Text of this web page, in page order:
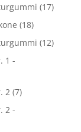
(17)
(18)
(12)
1 -
2 (7)
2 -